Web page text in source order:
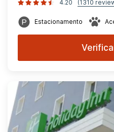
4.20
(1310
Estacionamento